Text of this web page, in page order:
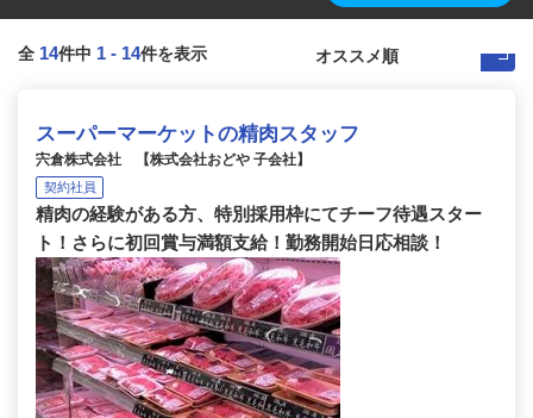
全 14件中 1 - 14件を表示
スーパーマーケットの精肉スタッフ
宍倉株式会社 【株式会社おどや 子会社】
契約社員
精肉の経験がある方、特別採用枠にてチーフ待遇スター
ト！さらに初回賞与満額支給！勤務開始日応相談！